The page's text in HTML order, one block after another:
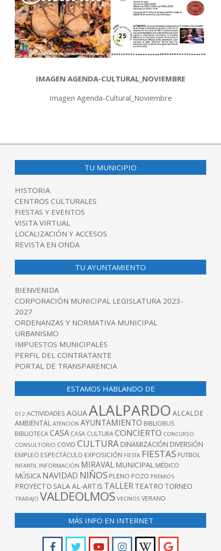
IMAGEN AGENDA-CULTURAL_NOVIEMBRE
Imagen Agenda-Cultural_Noviembre
10-
TU MUNICIPIO
HISTORIA
CENTROS CULTURALES
FIESTAS Y EVENTOS
VISITA VIRTUAL
LOCALIZACIÓN Y ACCESOS
REVISTA EN ONDA
TU AYUNTAMIENTO
BIENVENIDA
CORPORACIÓN MUNICIPAL LEGISLATURA 2023-
2027
ORDENANZAS Y NORMATIVA MUNICIPAL
URBANISMO
IMPUESTOS MUNICIPALES
PERFIL DEL CONTRATANTE
PORTAL DE TRANSPARENCIA
ESTAMOS HABLANDO DE
012 ACTIVIDADES AGUAALALPARDO ALCALDE
AMBIENTAL ATENCIÓN AYUNTAMIENTO BIBLIOBUS
BIBLIOTECACASA CASA CULTURACONCIERTO CONCURSO
CONSULTORIO COVID CULTURA DINAMIZACIÓN DIVERSIÓN
EMPLEO ESPECTÁCULO EXPOSICIÓN FIESTA FIESTAS FUTBOL
INFANTIL INFORMACIÓN MIRAVAL MUNICIPAL MÉDICO
MÚSICA NAVIDAD NIÑOS PLENO POZO PREMIOS
PROYECTO SALA AL-ARTIS TALLER TEATRO TORNEO
TRABAJO VALDEOLMOS VECINOS VERANO
MÁS INFO EN INTERNET